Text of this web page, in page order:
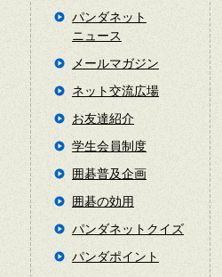
パンダネット
ニュース
メールマガジン
ネット交流広場
お友達紹介
学生会員制度
囲碁普及企画
囲碁の効用
パンダネットクイズ
パンダポイント